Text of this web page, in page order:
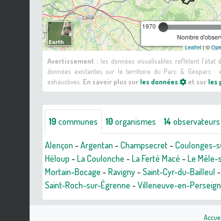
1970
Nombre
Leaflet| ©
Avertissement : les données visualisables reflètent l'état
données existantes sur le territoire du Parc & Géoparc :
exhaustives. En savoir plus sur les données et sur les
19 communes 10 organismes 14 observateurs
Alençon -Argentan - Champsecret- Coulonges-
Héloup - La Coulonche - La Ferté Macé - Le
Mortain-Bocage - Ravigny-Saint-Cyr-du-Bailleul
Saint-Roch-sur-Égrenne -Villeneuve-en-